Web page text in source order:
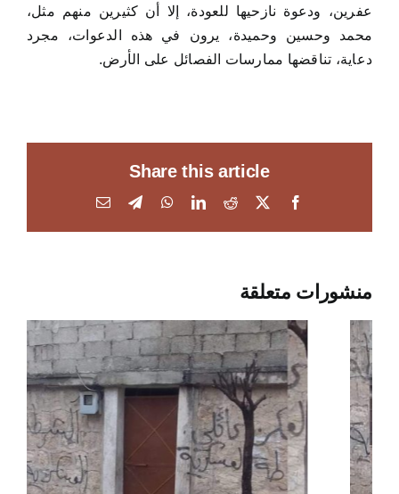
عفرين، ودعوة نازحيها للعودة، إلا أن كثيرين منهم مثل،
محمد وحسين وحميدة، يرون في هذه الدعوات، مجرد
دعاية، تناقضها ممارسات الفصائل على الأرض.
Share this article
Facebook
X
Reddit
LinkedIn
WhatsApp
Telegram
Email
منشورات متعلقة